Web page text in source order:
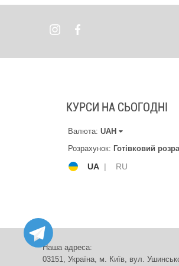
КУРСИ НА СЬОГОДНІ
Валюта: UAH
Розрахунок: Готівковий
UA | RU
Наша адреса:
03151, Україна, м. Київ, вул.